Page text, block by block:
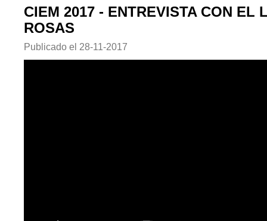
CIEM 2017 - ENTREVISTA CON EL
ROSAS
Publicado el 28-11-2017